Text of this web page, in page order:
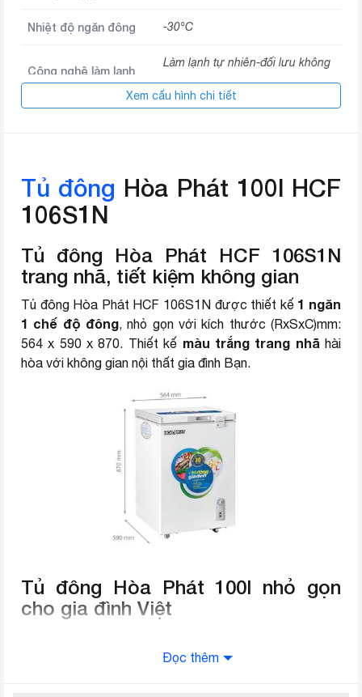
Nhiệt độ ngăn đông -30°C
Công nghệ làm lạnh
Làm lạnh tự nhiên-đối lưu không
khí
Khối lượng 29.5 kg
Loại gas sử dụng
Thương hiệu (lọc) Hòa Phát
Xem cấu hình chi tiết
Tủ đông Hòa Phát 100l HCF
106S1N
Tủ đông Hòa Phát HCF 106S1N
trang nhã, tiết kiệm không gian
Tủ đông Hòa Phát HCF 106S1N được thiết kế 1 ngăn
1 chế độ đông, nhỏ gọn với kích thước (RxSxC)mm:
564 x 590 x 870. Thiết kế màu trắng trang nhã hài
hòa với không gian nội thất gia đình Bạn.
Tủ đông Hòa Phát 100l nhỏ gọn
cho gia đình Việt
hợp với nhu cầu gia đình 3-4 người
Đọc thêm